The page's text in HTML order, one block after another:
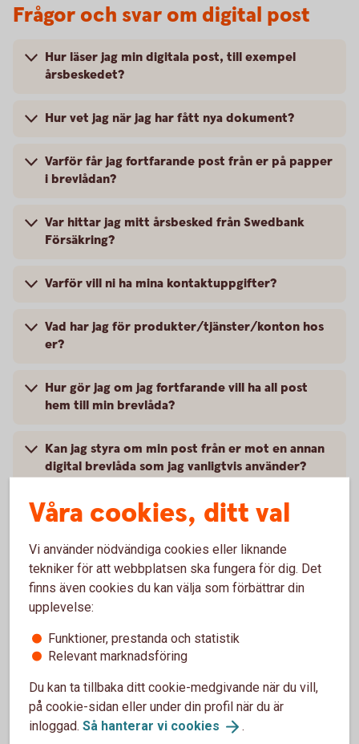
Frågor och svar om digital post
Hur läser jag min digitala post, till exempel
årsbeskedet?
Hur vet jag när jag har fått nya dokument?
Varför får jag fortfarande post från er på papper
i brevlådan?
Var hittar jag mitt årsbesked från Swedbank
Försäkring?
Varför vill ni ha mina kontaktuppgifter?
Vad har jag för produkter/tjänster/konton hos
er?
Hur gör jag om jag fortfarande vill ha all post
hem till min brevlåda?
Kan jag styra om min post från er mot en annan
digital brevlåda som jag vanligtvis använder?
Varför får jag fortfarande dokumenten digitala i
min internetbank fastän jag valt postal
distribution?
Hur stänger jag av det postala utskicket vid
bolagshändelser?
Kontakta oss
Våra cookies, ditt val
Vi använder nödvändiga cookies eller liknande
tekniker för att webbplatsen ska fungera för dig. Det
finns även cookies du kan välja som förbättrar din
upplevelse:
Funktioner, prestanda och statistik
Relevant marknadsföring
Du kan ta tillbaka ditt cookie-medgivande när du vill,
på cookie-sidan eller under din profil när du är
inloggad. Så hanterar vi cookies .